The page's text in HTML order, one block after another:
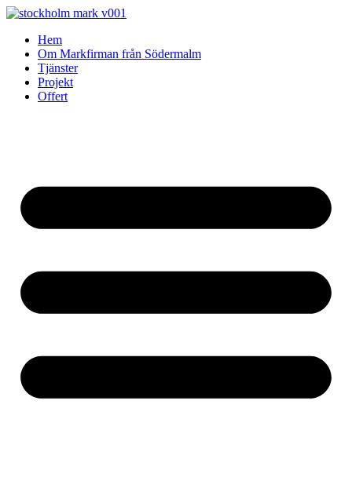
Skip
contentHem
Om Markfirman från Södermalm
Tjänster
Projekt
Offert